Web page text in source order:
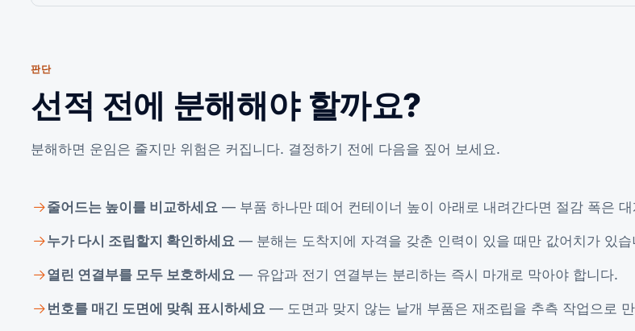
판단
선적 전에 분해해야 할까요?
분해하면 운임은 줄지만 위험은 커집니다. 결정하기 전에 다음을 짚어 보세요.
줄어드는 높이를 비교하세요 — 부품 하나만 떼어 컨테이너 높이 아래로 내려간다면 절감 폭은
누가 다시 조립할지 확인하세요 — 분해는 도착지에 자격을 갖춘 인력이 있을 때만 값어치가 있습
열린 연결부를 모두 보호하세요 — 유압과 전기 연결부는 분리하는 즉시 마개로 막아야 합니다.
번호를 매긴 도면에 맞춰 표시하세요 — 도면과 맞지 않는 낱개 부품은 재조립을 추측 작업으로